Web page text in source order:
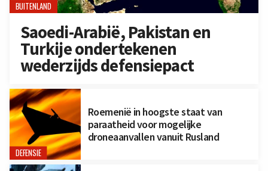
BUITENLAND
Saoedi-Arabië, Pakistan en
Turkije ondertekenen
wederzijds defensiepact
DEFENSIE
Roemenië in hoogste staat van
paraatheid voor mogelijke
droneaanvallen vanuit Rusland